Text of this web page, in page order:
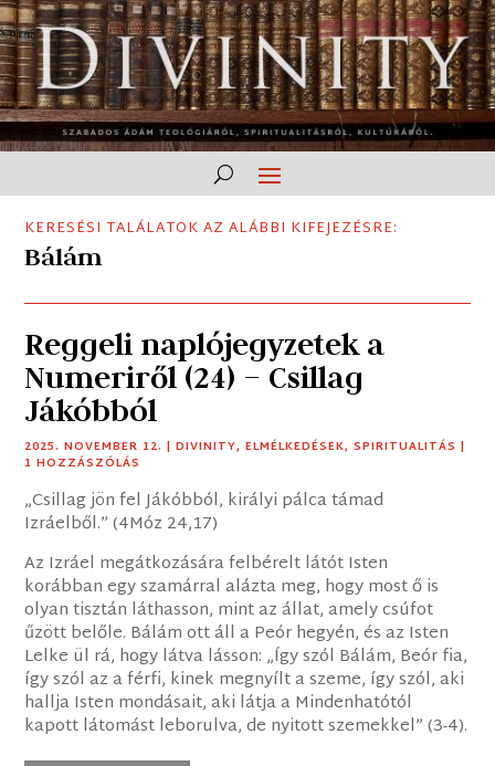
KERESÉSI TALÁLATOK AZ ALÁBBI KIFEJEZÉSRE:
Bálám
Reggeli naplójegyzetek a
Numeriről (24) – Csillag
Jákóbból
2025. NOVEMBER 12. |DIVINITY,ELMÉLKEDÉSEK,SPIRITUALITÁS |
1 HOZZÁSZÓLÁS
„Csillag jön fel Jákóbból, királyi pálca támad
Izráelből.” (4Móz 24,17)
Az Izráel megátkozására felbérelt látót Isten
korábban egy szamárral alázta meg, hogy most ő is
olyan tisztán láthasson, mint az állat, amely csúfot
űzött belőle. Bálám ott áll a Peór hegyén, és az Isten
Lelke ül rá, hogy látva lásson: „Így szól Bálám, Beór fia,
így szól az a férfi, kinek megnyílt a szeme, így szól, aki
hallja Isten mondásait, aki látja a Mindenhatótól
kapott látomást leborulva, de nyitott szemekkel” (3-4).